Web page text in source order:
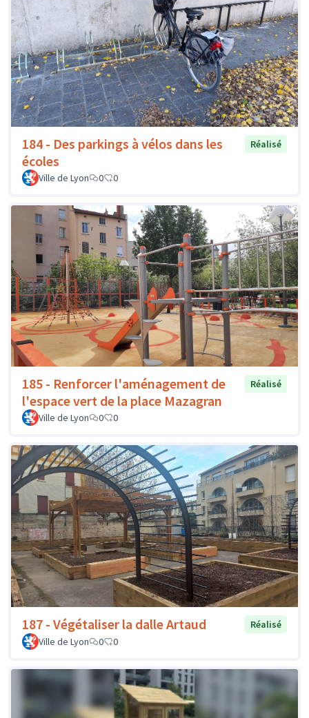
184 - Des parkings à vélos dans les
écoles
Réalisé
Ville de Lyon 0 0
185 - Renforcer l'aménagement de
l'espace vert de la place Mazagran
Réalisé
Ville de Lyon 0 0
187 - Végétaliser la dalle Artaud
Réalisé
Ville de Lyon
0 0